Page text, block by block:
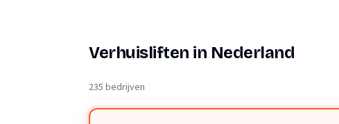
Verhuisplanner
Verhuisliften in Nederland
235 bedrijven